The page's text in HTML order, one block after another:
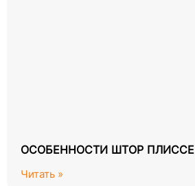
ОСОБЕННОСТИ ШТОР ПЛИССЕ
Читать »